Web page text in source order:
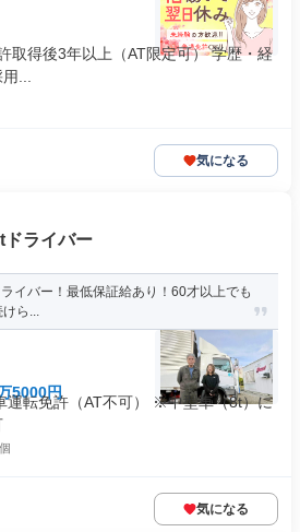
取得後3年以上（AT限定可） 学歴・経
...
気になる
ドライバー
イバー！最低保証給あり！60才以上でも
ら...
5000円
運転免許（AT不可） ※中型車（8t）に
気になる